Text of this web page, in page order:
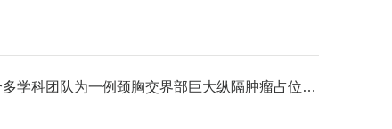
下一条：我院胸外科联合多学科团队为一例颈胸交界部巨大纵隔肿瘤占位患者成功实...